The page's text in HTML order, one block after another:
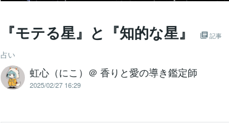
『モテる星』と『知的な星』 記事
占い
虹心（にこ）＠ 香りと愛の導き鑑定師
2025/02/27 16:29